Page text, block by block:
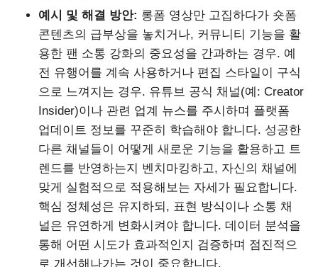
예시 및 해결 방안: 롱폼 영상만 고집하다가 숏폼
콘텐츠의 급부상을 놓치거나, 커뮤니티 기능을 활
용한 팬 소통 강화의 중요성을 간과하는 경우. 예
전 유행어를 계속 사용하거나 편집 스타일이 구식
으로 느껴지는 경우. 유튜브 공식 채널(예: Creator
Insider)이나 관련 업계 뉴스를 주시하며 플랫폼
업데이트 정보를 꾸준히 학습해야 합니다. 성공한
다른 채널들이 어떻게 새로운 기능을 활용하고 트
렌드를 반영하는지 벤치마킹하고, 자신의 채널에
맞게 실험적으로 적용해보는 자세가 필요합니다.
핵심 정체성은 유지하되, 표현 방식이나 소통 채
널은 유연하게 변화시켜야 합니다. 데이터 분석을
통해 어떤 시도가 효과적인지 검증하며 점진적으
로 개선해나가는 것이 중요합니다.